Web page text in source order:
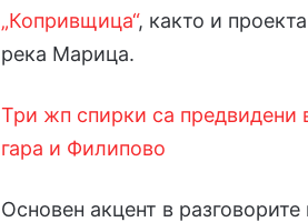
„Копривщица“, както и
река Марица.
Три жп спирки са предвидени
гара и Филипово
Основен акцент в